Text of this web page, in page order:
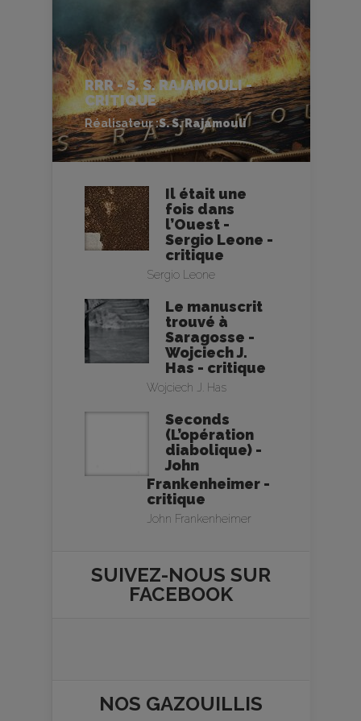
RRR - S. S. RAJAMOULI -
CRITIQUE
Réalisateur :S. S. Rajamouli
Il était une
fois dans
l’Ouest -
Sergio Leone -
critique
Sergio Leone
Le manuscrit
trouvé à
Saragosse -
Wojciech J.
Has - critique
Wojciech J. Has
Seconds
(L’opération
diabolique) -
John
Frankenheimer -
critique
John Frankenheimer
SUIVEZ-NOUS SUR
FACEBOOK
NOS GAZOUILLIS